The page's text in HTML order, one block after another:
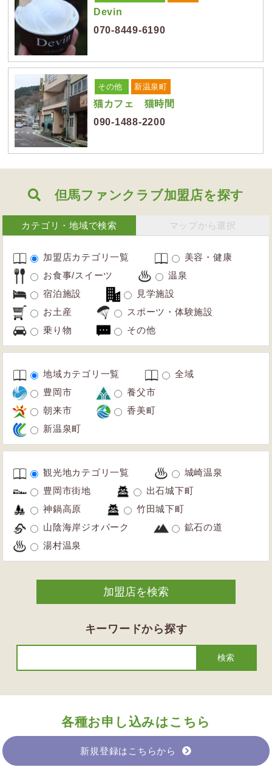
Devin
070-8449-6190
その他 新温泉町
猫カフェ 猫時間
090-1488-2200
但馬ファンクラブ加盟店を探す
カテゴリ・地域で検索 マップから選択
加盟店カテゴリ一覧
美容・健康
お食事/スイーツ
温泉
宿泊施設
見学施設
お土産
スポーツ・体験施設
乗り物
その他
地域カテゴリ一覧
全域
豊岡市
養父市
朝来市
香美町
新温泉町
観光地カテゴリ一覧
城崎温泉
豊岡市街地
出石城下町
神鍋高原
竹田城下町
山陰海岸ジオパーク
鉱石の道
湯村温泉
キーワードから探す
各種お申し込みはこちら
新規登録はこちらから